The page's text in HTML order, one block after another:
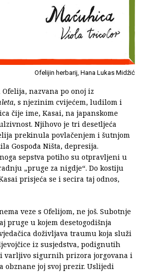
Ofelijin herbarij, Hana Lukas Midžić
nazvana po onoj iz
, s njezinim cvijećem, ludilom i
čije ime, Kasai, na japanskome
Njihovo je tri desetljeća
prekinula povlačenjem i šutnjom
Gospođa Ništa, depresija.
sepstva potiho su otpravljeni u
„pruge za nigdje“. Do kostiju
prisjeća se i secira taj odnos,
veze s Ofelijom, ne još. Subotnje
pruge u kojem desetogodišnja
doživljava traumu koja služi
iz susjedstva, podignutih
varljivo sigurnih prizora jorgovana i
obznane joj svoj prezir. Uslijedi